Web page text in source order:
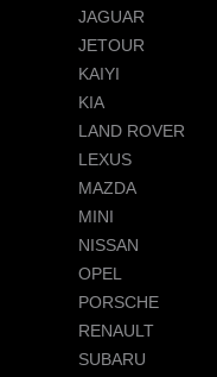
JAGUAR
JETOUR
KAIYI
KIA
LAND ROVER
LEXUS
MAZDA
MINI
NISSAN
OPEL
PORSCHE
RENAULT
SUBARU